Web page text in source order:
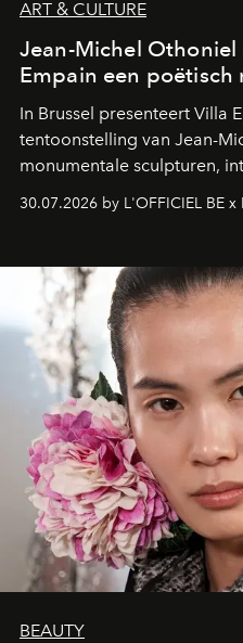
ART & CULTURE
Jean-Michel Othoniel
Empain een poëtisch
In Brussel presenteert Villa
tentoonstelling van Jean-
monumentale sculpturen,
fonkelend Murano-glas
een emotionele reis waarin
moment van verwondering.
30.07.2026 by L'OFFICIEL BE
BEAUTY